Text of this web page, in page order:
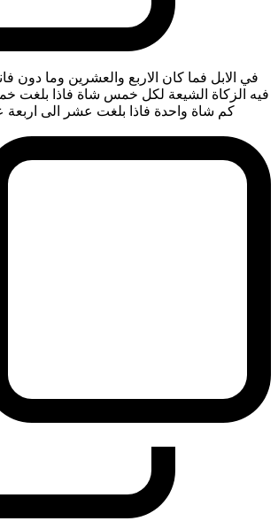
في الابل فما كان الاربع والعشرين وما دون
فيه الزكاة الشيعة لكل خمس شاة فاذا بلغت
كم شاة واحدة فاذا بلغت عشر الى